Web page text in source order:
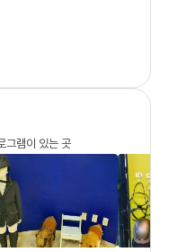
그램이 있는 곳